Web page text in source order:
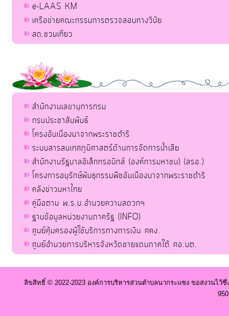
e-LAAS KM
เครือข่ายคณะกรรมการตรวจสอบทางวินัย
สถ.ชวนเที่ยว
สำนักงานเลขานุการกรม
กรมประชาสัมพันธ์
โครงอันเนื่องมาจากพระราชดำริ
ระบบสารสนเทศภูมิศาสตร์ด้านการจัดการน้ำเสีย
สำนักงานรัฐบาลอิเล็กทรอนิกส์ (องค์การมหาชน) (สรอ.)
โครงการอนุรักษ์พันธุกรรมพืชอันเนื่องมาจากพระราชดำริ
คลังข่าวมหาไทย
คู่มือตาม พ.ร.บ.อำนวยความสดวกฯ
ฐานข้อมูลหน่วยงานภาครัฐ (INFO)
ศูนย์คุ้มครองผู้ใช้บริการทางการเงิน ศคง.
ศูนย์อำนวยการบริหารจังหวัดชายแดนภาคใต้ ศอ.บต.
ลิขสิทธิ์ © 2022-2023 องค์การบริหารส่วนตำบลนากระแซง ขอสงวนไว้